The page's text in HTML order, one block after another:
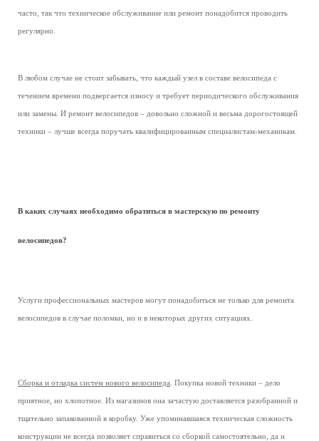
часто, так что техническое обслуживание или ремонт понадобится проводить
регулярно.
В любом случае не стоит забывать, что каждый узел в составе велосипеда с
течением времени подвергается износу и требует периодического обслуживания
или замены. И ремонт велосипедов – довольно сложной и весьма дорогостоящей
техники – лучше всегда поручать квалифицированным специалистам-механикам.
В каких случаях необходимо обратиться в мастерскую по ремонту
велосипедов?
Услуги профессиональных мастеров могут понадобиться не только для ремонта
велосипедов в случае поломки, но и в некоторых других ситуациях.
Сборка и отладка систем нового велосипеда . Покупка новой техники – дело
приятное, но хлопотное. Из магазинов она зачастую доставляется разобранной и
тщательно запакованной в коробку. Уже упоминавшаяся техническая сложность
конструкции не всегда позволяет справиться со сборкой самостоятельно, да и